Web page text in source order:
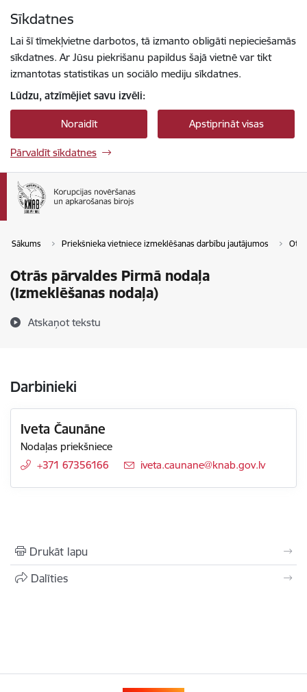
Sīkdatnes
Lai šī tīmekļvietne darbotos, tā izmanto obligāti nepieciešamās
sīkdatnes. Ar Jūsu piekrišanu papildus šajā vietnē var tikt
izmantotas statistikas un sociālo mediju sīkdatnes.
Lūdzu, atzīmējiet savu izvēli:
Noraidīt Apstiprināt visas
Pārvaldīt sīkdatnes
Sākums Priekšnieka vietniece izmeklēšanas darbību jautājumos
Otrās pārvaldes Pirmā nodaļa
(Izmeklēšanas nodaļa)
Atskaņot tekstu
Darbinieki
Iveta Čaunāne
Nodaļas priekšniece
+371 67356166
E-pasts:
iveta.caunane@knab.gov.lv
Drukāt lapu
Dalīties